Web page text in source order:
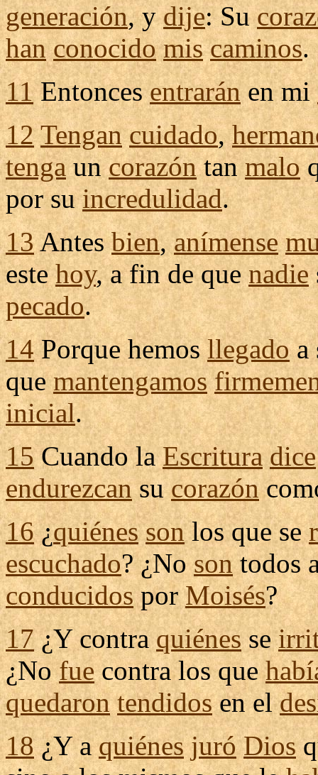
generación, ydije: Su
han conocido mis caminos.
11Entoncesentrarán en mi
12 Tengan cuidado,
tengauncorazóntanmalo
por suincredulidad.
13Antesbien,anímense
estehoy, a fin de quenadie
pecado.
14Porque hemosllegadoa
quemantengamos
inicial.
15Cuando laEscritura dice
endurezcansucorazón
16¿quiénes sonlos que se
escuchado? ¿Nosontodos
conducidosporMoisés?
17¿Y contraquiénesse
¿Nofuecontra los que
quedaron tendidosen el
18¿Y aquiénes juró Dios